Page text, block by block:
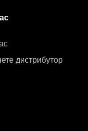
дистрибутор